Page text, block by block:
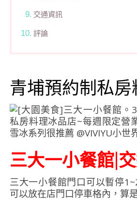
交通資訊
評論
青埔預約制私房
三大一小餐館|
三大一小餐館門口可以暫停
可以放在店門口停車格內，算